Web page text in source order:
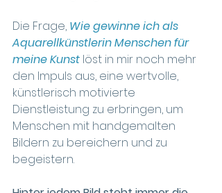
Die Frage, Wie gewinne ich als
Aquarellkünstlerin Menschen für
meine Kunst löst in mir noch mehr
den Impuls aus, eine wertvolle,
künstlerisch motivierte
Dienstleistung zu erbringen, um
Menschen mit handgemalten
Bildern zu bereichern und zu
begeistern.